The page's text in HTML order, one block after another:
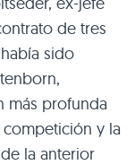
de tres
sido
más profunda
y la
la anterior